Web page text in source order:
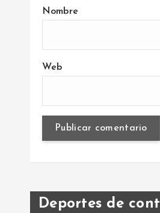
Nombre
Web
Deportes de